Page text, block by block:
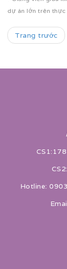
dự án lớn trên thực
Trang trước
Hotline: